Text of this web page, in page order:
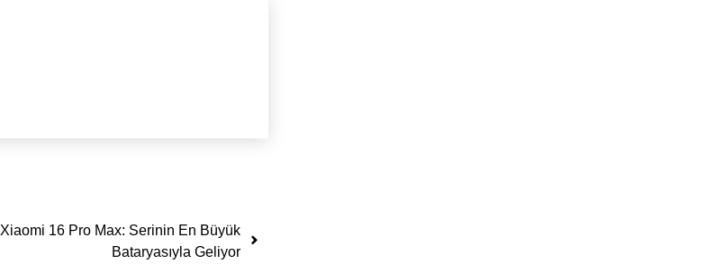
Xiaomi 16 Pro Max: Serinin En Büyük
Bataryasıyla Geliyor